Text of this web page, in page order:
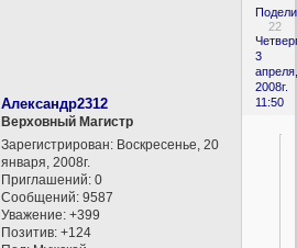
22
3
апреля,
2008г.
11:50
Александр2312
Верховный Магистр
Зарегистрирован: Воскресенье, 20
января, 2008г.
Приглашений: 0
Сообщений: 9587
Уважение: +399
Позитив: +124